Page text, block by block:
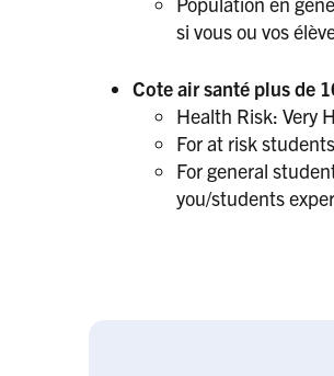
si vous ou vos
Cote air santé plus de
Health Risk: Very
For at risk
For general
you/students